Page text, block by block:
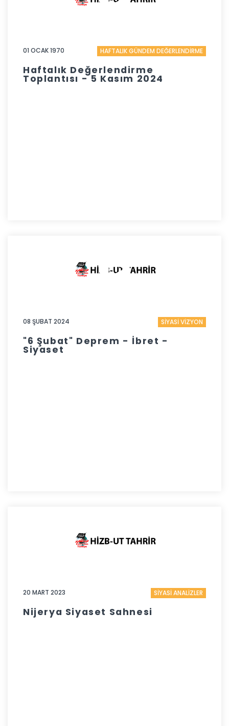
01 OCAK 1970 HAFTALIK GÜNDEM DEĞERLENDİRME
Haftalık Değerlendirme
Toplantısı - 5 Kasım 2024
08 ŞUBAT 2024 SİYASİ VİZYON
"6 Şubat" Deprem - İbret -
Siyaset
20 MART 2023 SİYASİ ANALİZLER
Nijerya Siyaset Sahnesi